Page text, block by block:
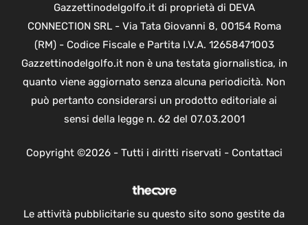
Gazzettinodelgolfo.it di proprietà di DEVA
CONNECTION SRL - Via Tata Giovanni 8, 00154 Roma
(RM) - Codice Fiscale e Partita I.V.A. 12658471003
Gazzettinodelgolfo.it non è una testata giornalistica, in
quanto viene aggiornato senza alcuna periodicità. Non
può pertanto considerarsi un prodotto editoriale ai
sensi della legge n. 62 del 07.03.2001
Copyright ©2026 - Tutti i diritti riservati - Contattaci
Le attività pubblicitarie su questo sito sono gestite da